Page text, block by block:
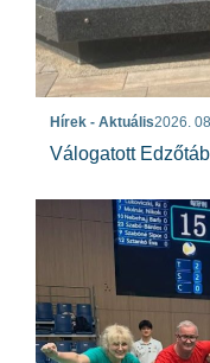
Hírek - Aktuális2026.
Válogatott